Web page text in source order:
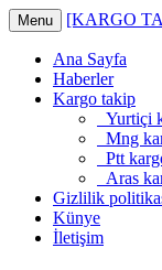
Menu [KARGO
Ana Sayfa
Haberler
Kargo takip
Yurtiçi
Mng
Ptt
Aras
Gizlilik
Künye
İletişim